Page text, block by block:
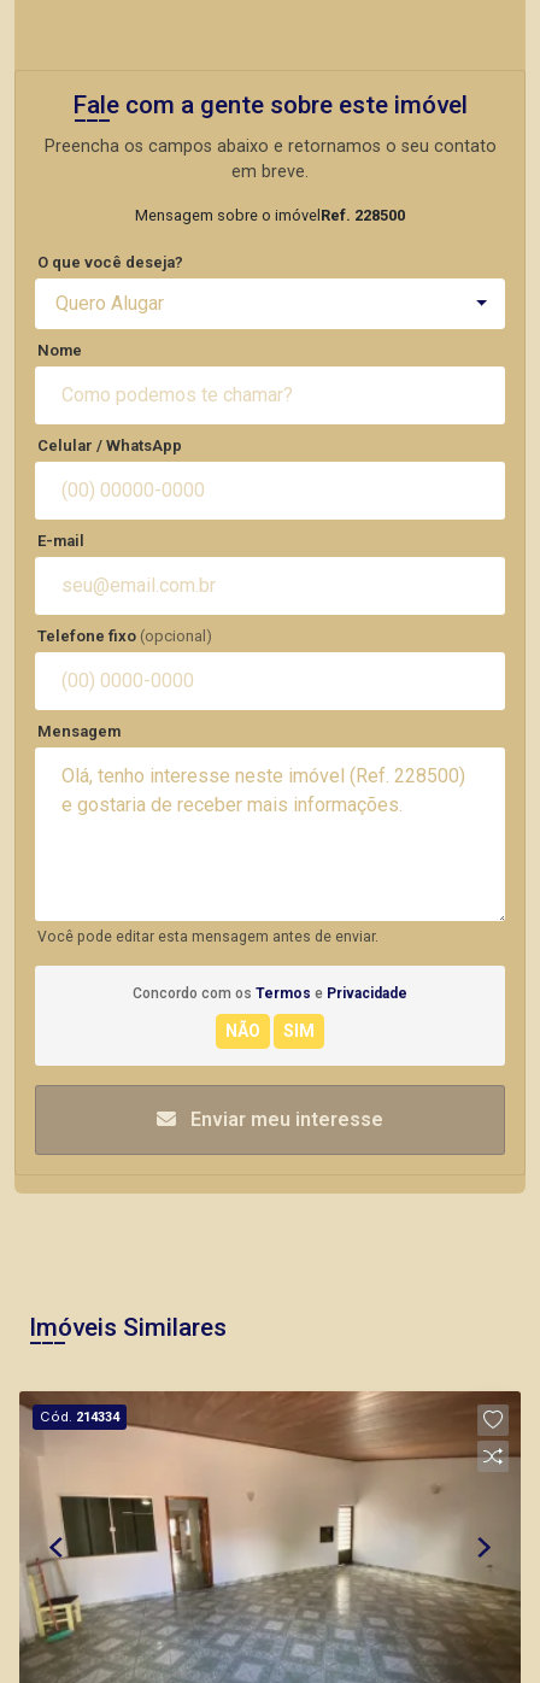
Fale com a gente sobre este imóvel
Preencha os campos abaixo e retornamos o seu contato
em breve.
Mensagem sobre o imóvelRef. 228500
O que você deseja?
Quero Alugar
Nome
Celular / WhatsApp
E-mail
Telefone fixo (opcional)
Mensagem
Você pode editar esta mensagem antes de enviar.
Concordo com os Termos e Privacidade
Enviar meu interesse
Imóveis Similares
Cód. 214334